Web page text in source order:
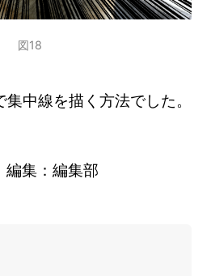
図18
中線を描く方法でした。
集：編集部